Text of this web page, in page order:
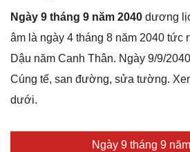
Ngày 9 tháng 9 năm 2040 dương
âm là ngày 4 tháng 8 năm 2040 tức
Dậu năm Canh Thân. Ngày 9/9/
Cúng tế, san đường, sửa tường.
dưới.
Ngày 9 tháng 9